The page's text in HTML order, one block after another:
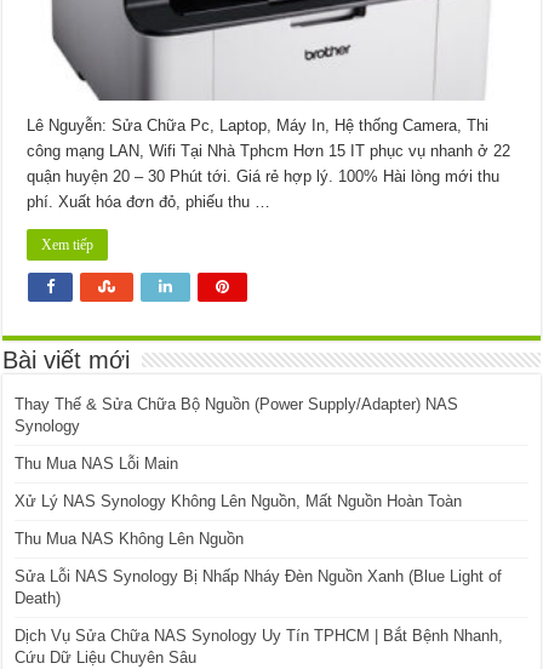
thay
tại
Lê Nguyễn: Sửa Chữa Pc, Laptop, Máy In, Hệ thống Camera, Thi
công mạng LAN, Wifi Tại Nhà Tphcm Hơn 15 IT phục vụ nhanh ở 22
quận huyện 20 – 30 Phút tới. Giá rẻ hợp lý. 100% Hài lòng mới thu
phí. Xuất hóa đơn đỏ, phiếu thu …
Xem tiếp
Bài viết mới
Thay Thế & Sửa Chữa Bộ Nguồn (Power Supply/Adapter) NAS
Synology
Thu Mua NAS Lỗi Main
Xử Lý NAS Synology Không Lên Nguồn, Mất Nguồn Hoàn Toàn
Thu Mua NAS Không Lên Nguồn
Sửa Lỗi NAS Synology Bị Nhấp Nháy Đèn Nguồn Xanh (Blue Light of
Death)
Dịch Vụ Sửa Chữa NAS Synology Uy Tín TPHCM | Bắt Bệnh Nhanh,
Cứu Dữ Liệu Chuyên Sâu